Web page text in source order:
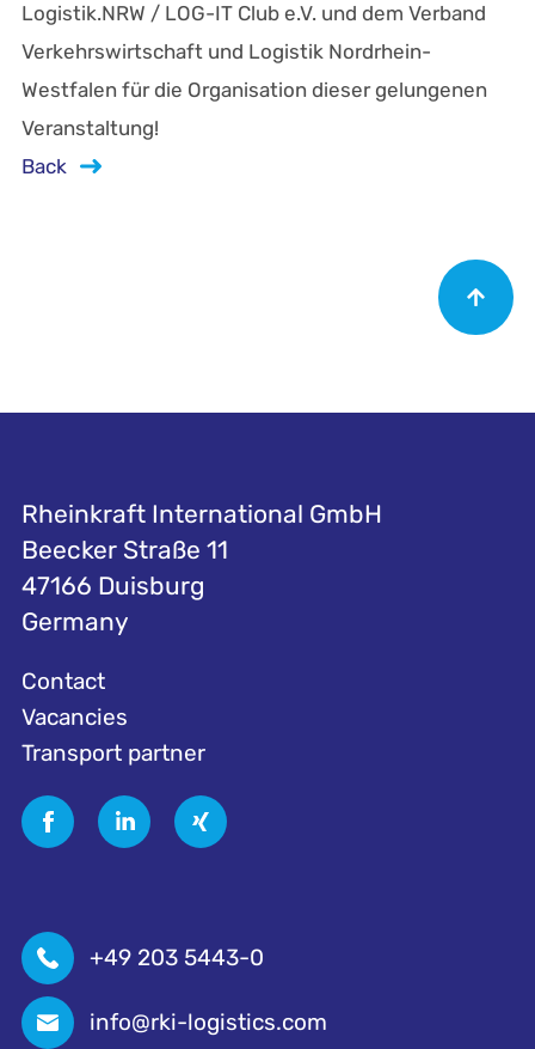
Logistik.NRW / LOG-IT Club e.V. und dem Verband
Verkehrswirtschaft und Logistik Nordrhein-
Westfalen für die Organisation dieser gelungenen
Veranstaltung!
Back
Rheinkraft International GmbH
Beecker Straße 11
47166 Duisburg
Germany
Contact
Vacancies
Transport partner
+49 203 5443-0
info@rki-logistics.com